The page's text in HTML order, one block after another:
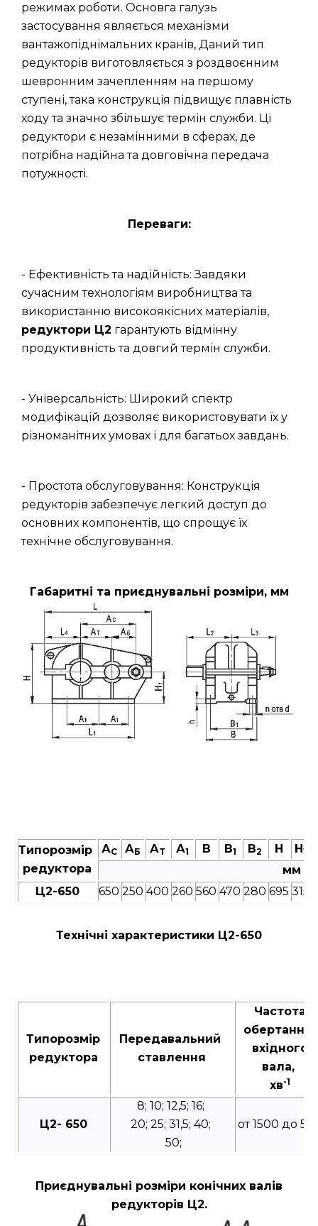
режимах роботи. Основга галузь
застосування являється механізми
вантажопіднімальних кранів, Даний тип
редукторів виготовляється з роздвоєнним
шевронним зачепленням на першому
ступені, така конструкція підвищує плавність
ходу та значно збільшує термін служби. Ці
редуктори є незамінними в сферах, де
потрібна надійна та довговічна передача
потужності.
Переваги:
- Ефективність та надійність: Завдяки
сучасним технологіям виробництва та
використанню високоякісних матеріалів,
редуктори Ц2 гарантують відмінну
продуктивність та довгий термін служби.
- Універсальність: Широкий спектр
модифікацій дозволяє використовувати їх у
різноманітних умовах і для багатьох завдань.
- Простота обслуговування: Конструкція
редукторів забезпечує легкий доступ до
основних компонентів, що спрощує їх
технічне обслуговування.
Габаритні та приєднувальні розміри, мм
Типорозмір
редуктора
АC АБ АT А1 В В1 В2 Н Н 1
мм
Ц2-650
650 250 400 260 560 470 280 695 315
Технічні характеристики Ц2-650
Типорозмір
редуктора
Передавальний
ставлення
Частота
обертання
вхідного
вала,
хв-1
Ц2- 650
8; 10; 12,5; 16;
20; 25; 31,5; 40;
50;
от 1500 до
Приєднувальні розміри конічних валів
редукторів Ц2.